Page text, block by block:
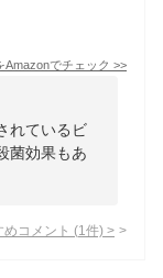
Amazonでチェック >>
れているビ
菌効果もあ
コメント (1 件) >